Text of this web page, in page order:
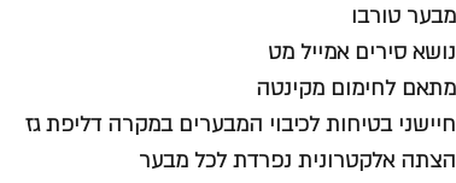
מבער טורבו
נושא סירים אמייל מט
מתאם לחימום מקינטה
חיישני בטיחות לכיבוי המבערים במקרה דליפת גז
הצתה אלקטרונית נפרדת לכל מבער